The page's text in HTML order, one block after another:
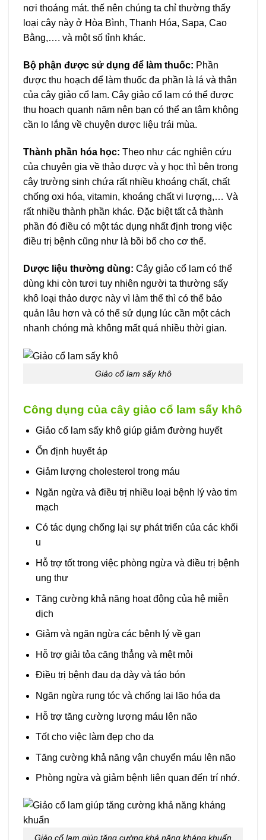
nơi thoáng mát. thế nên chúng ta chỉ thường thấy
loại cây này ở Hòa Bình, Thanh Hóa, Sapa, Cao
Bằng,…. và một số tỉnh khác.
Bộ phận được sử dụng để làm thuốc: Phần
được thu hoạch để làm thuốc đa phần là lá và thân
của cây giảo cổ lam. Cây giảo cổ lam có thể được
thu hoạch quanh năm nên bạn có thể an tâm không
cần lo lắng về chuyện dược liệu trái mùa.
Thành phần hóa học: Theo như các nghiên cứu
của chuyên gia về thảo dược và y học thì bên trong
cây trường sinh chứa rất nhiều khoáng chất, chất
chống oxi hóa, vitamin, khoáng chất vi lượng,… Và
rất nhiều thành phần khác. Đặc biệt tất cả thành
phần đó điều có một tác dụng nhất định trong việc
điều trị bệnh cũng như là bồi bổ cho cơ thể.
Dược liệu thường dùng: Cây giảo cổ lam có thể
dùng khi còn tươi tuy nhiên người ta thường sấy
khô loại thảo dược này vì làm thế thì có thể bảo
quản lâu hơn và có thể sử dụng lúc cần một cách
nhanh chóng mà không mất quá nhiều thời gian.
Giảo cổ lam sấy khô
Công dụng của cây giảo cổ lam sấy khô
Giảo cổ lam sấy khô giúp giảm đường huyết
Ổn định huyết áp
Giảm lượng cholesterol trong máu
Ngăn ngừa và điều trị nhiều loại bệnh lý vào tim
mạch
Có tác dụng chống lại sự phát triển của các khối
u
Hỗ trợ tốt trong việc phòng ngừa và điều trị bệnh
ung thư
Tăng cường khả năng hoạt động của hệ miễn
dịch
Giảm và ngăn ngừa các bệnh lý về gan
Hỗ trợ giải tỏa căng thẳng và mệt mỏi
Điều trị bệnh đau dạ dày và táo bón
Ngăn ngừa rụng tóc và chống lại lão hóa da
Hỗ trợ tăng cường lượng máu lên não
Tốt cho việc làm đẹp cho da
Tăng cường khả năng vận chuyển máu lên não
Phòng ngừa và giảm bệnh liên quan đến trí nhớ.
Giảo cổ lam giúp tăng cường khả năng kháng khuẩn